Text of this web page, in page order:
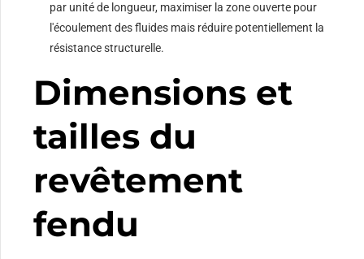
par unité de longueur, maximiser la zone ouverte pour
l'écoulement des fluides mais réduire potentiellement la
résistance structurelle.
Dimensions et
tailles du
revêtement
fendu